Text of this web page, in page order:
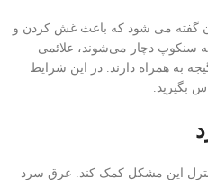
گفته می شود که باعث غش کردن و
سنکوپ دچار می‌شوند، علائمی
به همراه دارند. در این شرایط
بگیرید.
این مشکل کمک کند. عرق سرد